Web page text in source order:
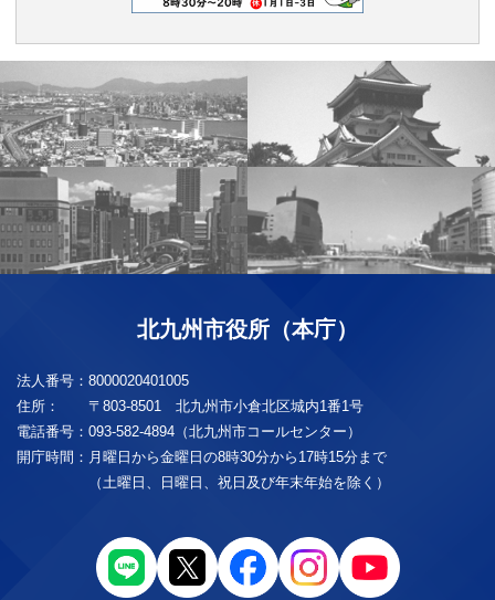
北九州市役所（本庁）
法人番号： 8000020401005
住所：
〒803-8501 北九州市小倉北区城内1番1号
電話番号： 093-582-4894（北九州市コールセンター）
開庁時間： 月曜日から金曜日の8時30分から17時15分まで
（土曜日、日曜日、祝日及び年末年始を除く）